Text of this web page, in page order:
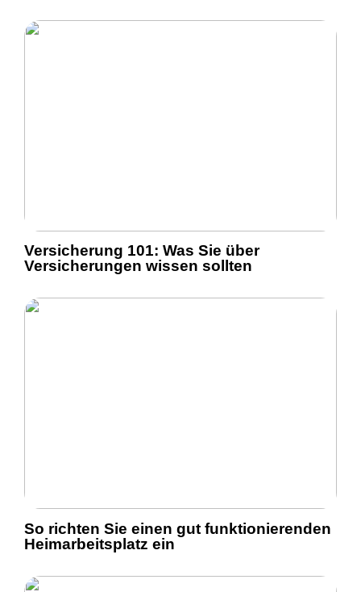
Versicherung 101: Was Sie über
Versicherungen wissen sollten
So richten Sie einen gut funktionierenden
Heimarbeitsplatz ein